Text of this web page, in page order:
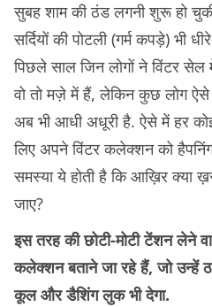
सुबह शाम की ठंड लगनी शुरू हो
सर्दियों की पोटली (गर्म कपड़े) भी
पिछले साल जिन लोगों ने विंटर सेल
वो तो मज़े में हैं, लेकिन कुछ लोग ऐसे
अब भी आधी अधूरी है. ऐसे में हर
लिए अपने विंटर कलेक्शन को
समस्या ये होती है कि आख़िर क्या
जाए?
इस तरह की छोटी-मोटी टेंशन लेने
कलेक्शन बताने जा रहे हैं, जो उन्हें
कूल और डैशिंग लुक भी देगा.